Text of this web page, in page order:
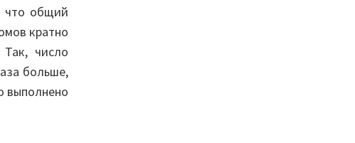
что общий
кратно
число
больше,
выполнено